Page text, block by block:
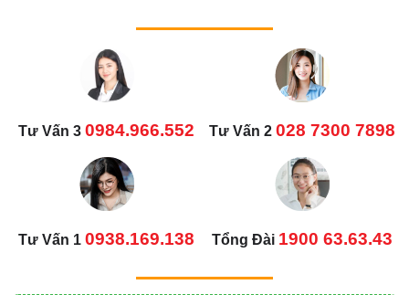
Tư Vấn 3 0984.966.552 Tư Vấn 2 028 7300 7898
Tư Vấn 1 0938.169.138 Tổng Đài 1900 63.63.43